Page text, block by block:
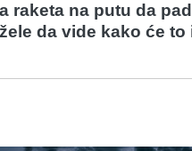
raketa na putu da
da vide kako će to